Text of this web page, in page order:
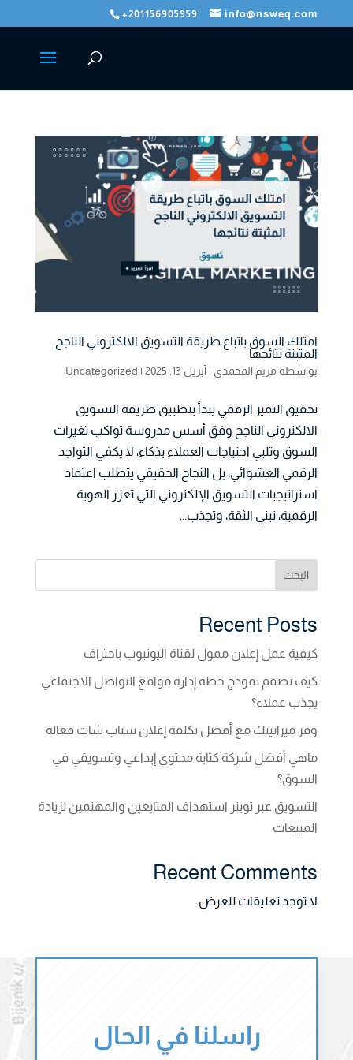
+201156905959 info@nsweq.com
امتلك السوق باتباع طريقة التسويق الالكتروني الناجح
المثبتة نتائجها
بواسطةمريم المحمدي | أبريل 13, 2025 |
Uncategorized
تحقيق التميز الرقمي يبدأ بتطبيق طريقة التسويق
الالكتروني الناجح وفق أسس مدروسة تواكب تغيرات
السوق وتلبي احتياجات العملاء بذكاء، لا يكفي التواجد
الرقمي العشوائي، بل النجاح الحقيقي يتطلب اعتماد
استراتيجيات التسويق الإلكتروني التي تعزز الهوية
الرقمية، تبني الثقة، وتجذب...
البحث
Recent Posts
كيفية عمل إعلان ممول لقناة اليوتيوب باحتراف
كيف تصمم نموذج خطة إدارة مواقع التواصل الاجتماعي
يجذب عملاء؟
وفر ميزانيتك مع أفضل تكلفة إعلان سناب شات فعالة
ماهي أفضل شركة كتابة محتوى إبداعي وتسويقي في
السوق؟
التسويق عبر تويتر استهداف المتابعين والمهتمين لزيادة
المبيعات
Recent Comments
لا توجد تعليقات للعرض.
راسلنا في الحال